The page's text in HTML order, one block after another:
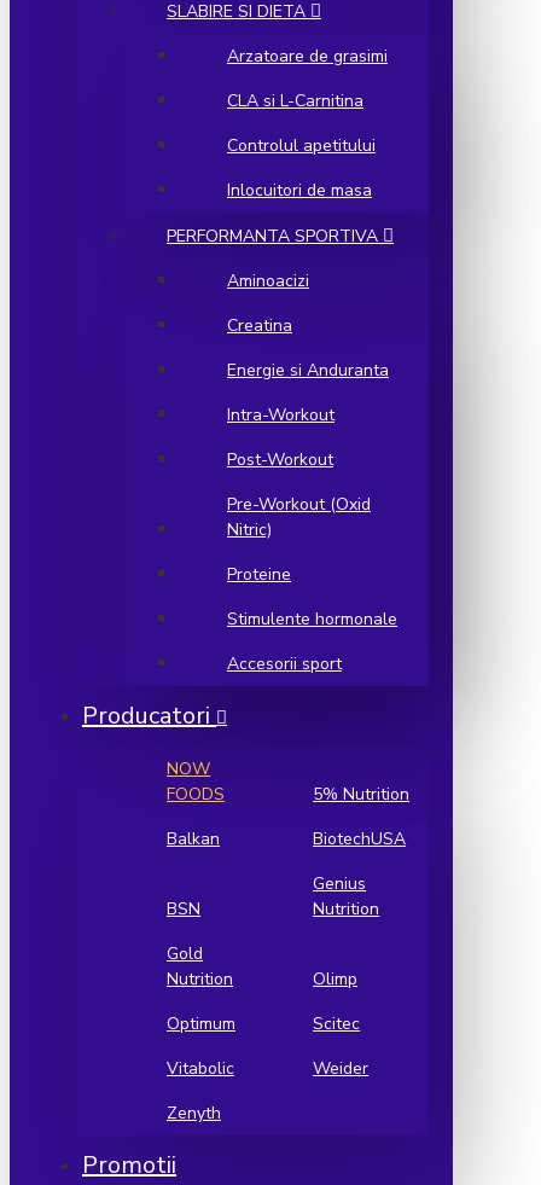
SLABIRE SI DIETA
Arzatoare de grasimi
CLA si L-Carnitina
Controlul apetitului
Inlocuitori de masa
PERFORMANTA SPORTIVA
Aminoacizi
Creatina
Energie si Anduranta
Intra-Workout
Post-Workout
Pre-Workout (Oxid
Nitric)
Proteine
Stimulente hormonale
Accesorii sport
Producatori
NOW
FOODS
5% Nutrition
Balkan
BiotechUSA
BSN
Genius
Nutrition
Gold
Nutrition
Olimp
Optimum
Scitec
Vitabolic
Weider
Zenyth
Promotii